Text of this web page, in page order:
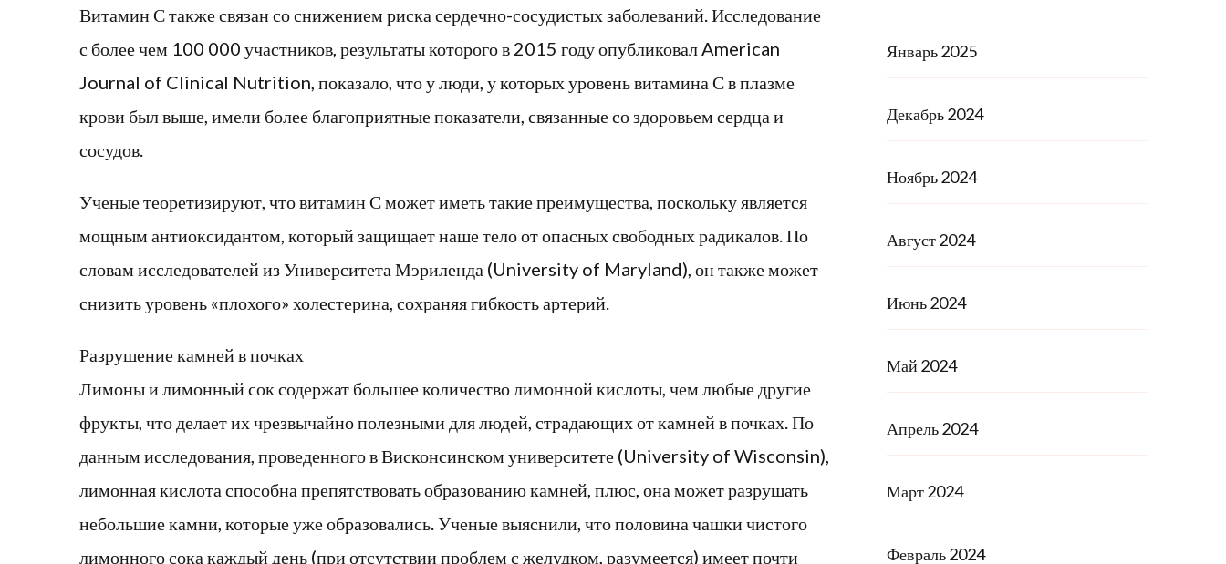
Витамин С также связан со снижением риска сердечно-сосудистых заболеваний. Исследование
с более чем 100 000 участников, результаты которого в 2015 году опубликовал American
Journal of Clinical Nutrition, показало, что у люди, у которых уровень витамина С в плазме
крови был выше, имели более благоприятные показатели, связанные со здоровьем сердца и
сосудов.
Ученые теоретизируют, что витамин С может иметь такие преимущества, поскольку является
мощным антиоксидантом, который защищает наше тело от опасных свободных радикалов. По
словам исследователей из Университета Мэриленда (University of Maryland), он также может
снизить уровень «плохого» холестерина, сохраняя гибкость артерий.
Разрушение камней в почках
Лимоны и лимонный сок содержат большее количество лимонной кислоты, чем любые другие
фрукты, что делает их чрезвычайно полезными для людей, страдающих от камней в почках. По
данным исследования, проведенного в Висконсинском университете (University of Wisconsin),
лимонная кислота способна препятствовать образованию камней, плюс, она может разрушать
небольшие камни, которые уже образовались. Ученые выяснили, что половина чашки чистого
лимонного сока каждый день (при отсутствии проблем с желудком, разумеется) имеет почти
Январь 2025
Декабрь 2024
Ноябрь 2024
Август 2024
Июнь 2024
Май 2024
Апрель 2024
Март 2024
Февраль 2024